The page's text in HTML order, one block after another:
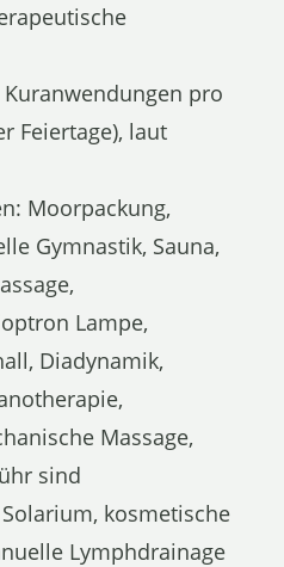
pro
Feiertage), laut
Moorpackung,
Gymnastik, Sauna,
Lampe,
Diadynamik,
Massage,
sind
kosmetische
Lymphdrainage